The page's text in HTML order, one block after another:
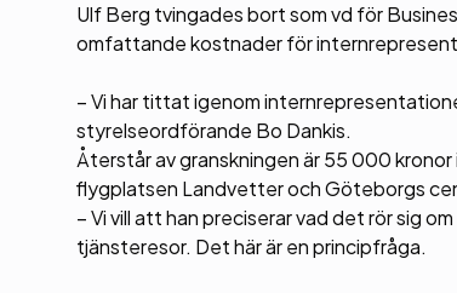
Ulf Berg tvingades bort som vd för
omfattande kostnader för
– Vi har tittat igenom
styrelseordförande Bo Dankis.
Återstår av granskningen är 55 000
flygplatsen Landvetter och Göteborgs
– Vi vill att han preciserar vad det rör sig
tjänsteresor. Det här är en principfråga.